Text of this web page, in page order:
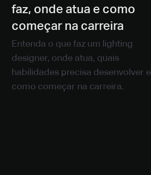
faz, onde atua e como
começar na carreira
Entenda o que faz um lighting
designer, onde atua, quais
habilidades precisa desenvolver e
como começar na carreira.